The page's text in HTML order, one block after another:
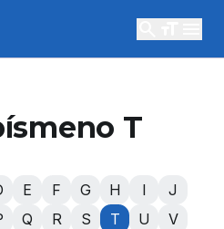
T
E F G H I
J
Q R S T U
V